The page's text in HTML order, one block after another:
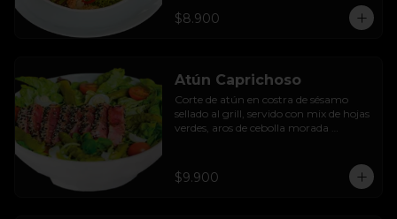
$8.900
Atún Caprichoso
Corte de atún en costra de sésamo
sellado al grill, servido con mix de hojas
verdes, aros de cebolla morada
almendras.
$9.900